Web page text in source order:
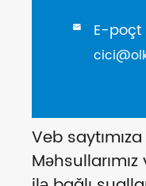
 E-poçt
Veb